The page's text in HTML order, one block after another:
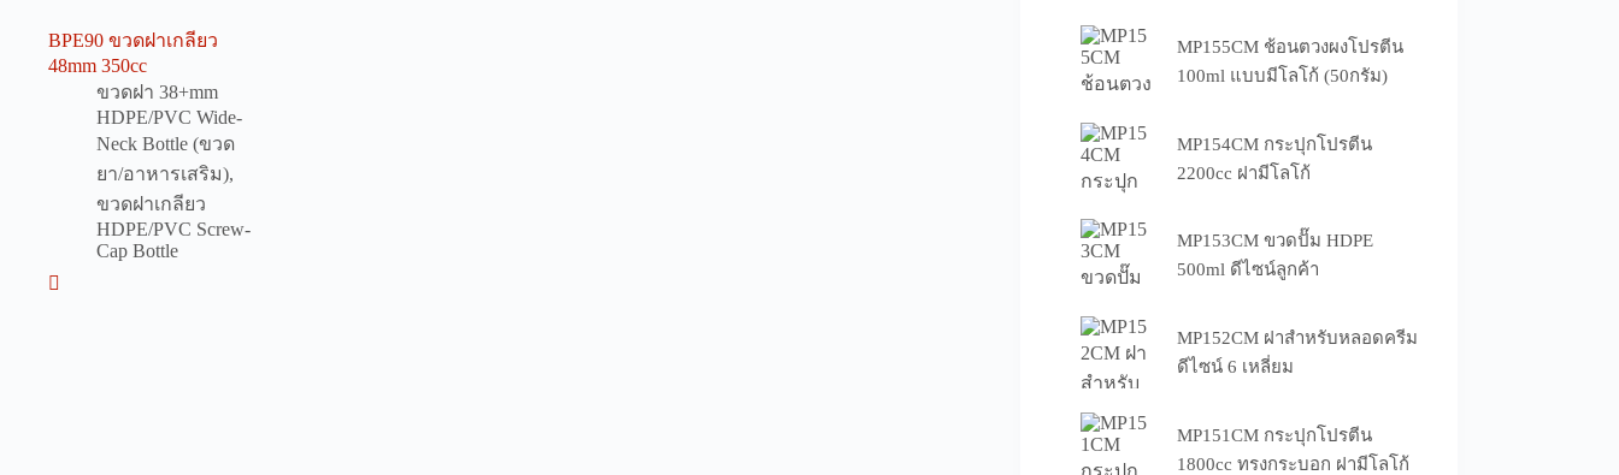
BPE90 ขวดฝาเกลียว
48mm 350cc
ขวดฝา 38+mm
HDPE/PVC Wide-
Neck Bottle (ขวด
ยา/อาหารเสริม),
ขวดฝาเกลียว
HDPE/PVC Screw-
Cap Bottle
MP155CM ช้อนตวงผงโปรตีน
100ml แบบมีโลโก้ (50กรัม)
MP154CM กระปุกโปรตีน
2200cc ฝามีโลโก้
MP153CM ขวดปั๊ม HDPE
500ml ดีไซน์ลูกค้า
MP152CM ฝาสำหรับหลอดครีม
ดีไซน์ 6 เหลี่ยม
MP151CM กระปุกโปรตีน
1800cc ทรงกระบอก ฝามีโลโก้